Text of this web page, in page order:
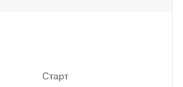
Старт